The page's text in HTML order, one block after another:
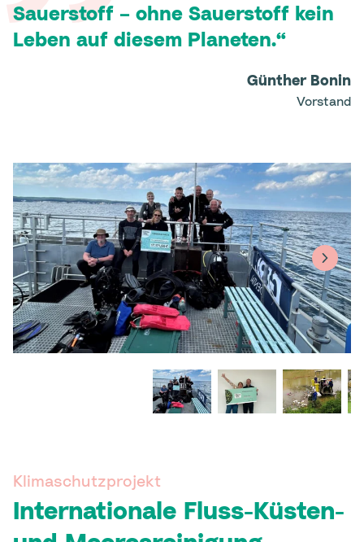
Sauerstoff – ohne Sauerstoff kein
Leben auf diesem Planeten.
Günther Bonin
Vorstand
Klimaschutzprojekt
Internationale Fluss-Küsten-